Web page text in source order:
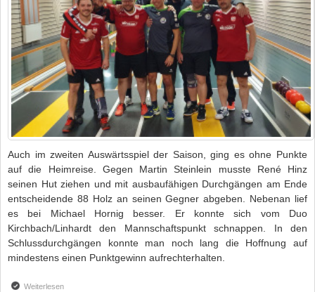
Auch im zweiten Auswärtsspiel der Saison, ging es ohne Punkte
auf die Heimreise. Gegen Martin Steinlein musste René Hinz
seinen Hut ziehen und mit ausbaufähigen Durchgängen am Ende
entscheidende 88 Holz an seinen Gegner abgeben. Nebenan lief
es bei Michael Hornig besser. Er konnte sich vom Duo
Kirchbach/Linhardt den Mannschaftspunkt schnappen. In den
Schlussdurchgängen konnte man noch lang die Hoffnung auf
mindestens einen Punktgewinn aufrechterhalten.
Weiterlesenüber Sieglos in Bayreuth